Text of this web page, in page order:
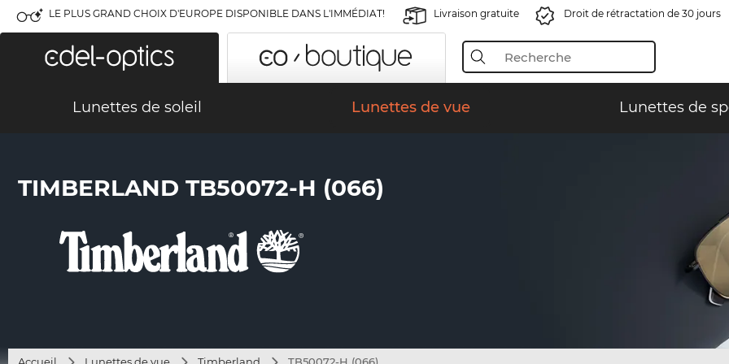
LE PLUS GRAND CHOIX D'EUROPE DISPONIBLE DANS L'IMMÉDIAT! Livraison gratuite Droit de rétractation de 30 jours
Lunettes de soleil Lunettes de vue Lunettes de
TIMBERLAND TB50072-H (066)